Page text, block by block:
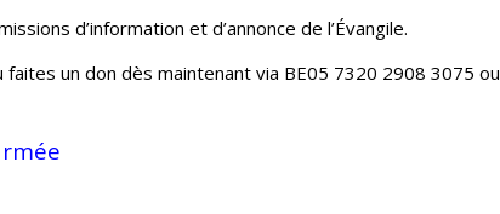
d’information et d’annonce de l’Évangile.
un don dès maintenant via BE05 7320 2908 3075 ou